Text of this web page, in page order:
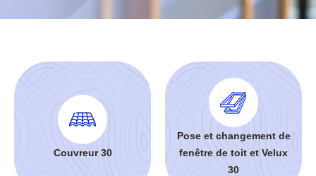
Couvreur 30
Pose et changement de
fenêtre de toit et Velux
30